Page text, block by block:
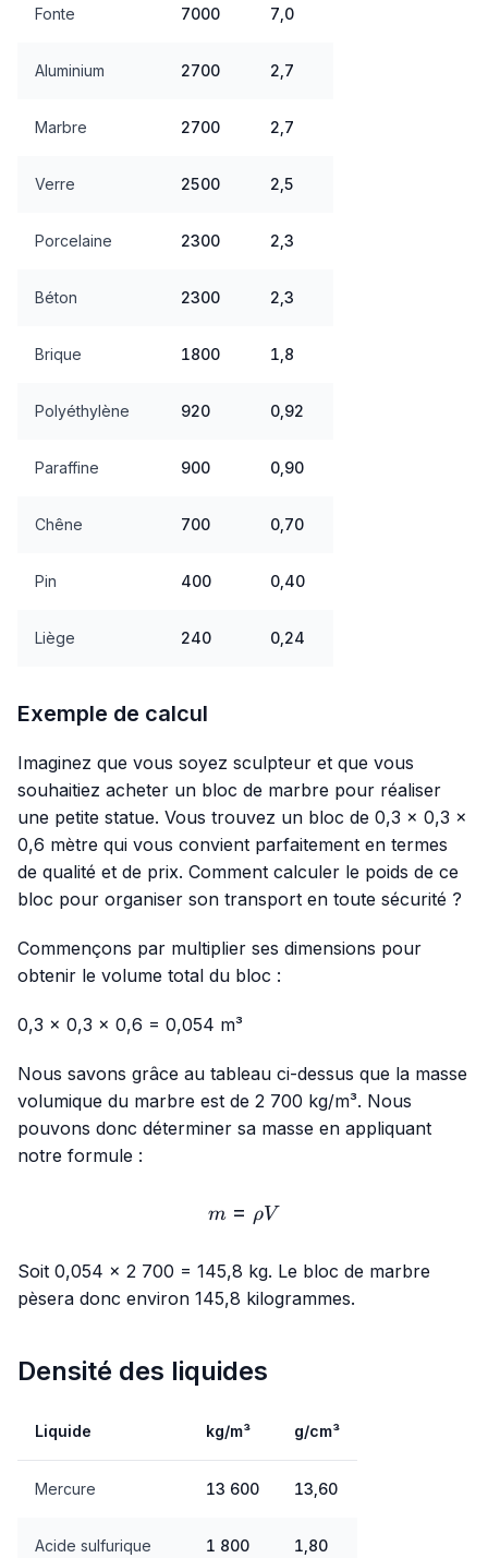
Fonte 7000 7,0
Aluminium 2700 2,7
Marbre 2700 2,7
Verre 2500 2,5
Porcelaine 2300 2,3
Béton 2300 2,3
Brique 1800 1,8
Polyéthylène 920 0,92
Paraffine 900 0,90
Chêne 700 0,70
Pin 400 0,40
Liège 240 0,24
Exemple de calcul
Imaginez que vous soyez sculpteur et que vous
souhaitiez acheter un bloc de marbre pour réaliser
une petite statue. Vous trouvez un bloc de 0,3 × 0,3 ×
0,6 mètre qui vous convient parfaitement en termes
de qualité et de prix. Comment calculer le poids de ce
bloc pour organiser son transport en toute sécurité ?
Commençons par multiplier ses dimensions pour
obtenir le volume total du bloc :
0,3 × 0,3 × 0,6 = 0,054 m³
Nous savons grâce au tableau ci-dessus que la masse
volumique du marbre est de 2 700 kg/m³. Nous
pouvons donc déterminer sa masse en appliquant
notre formule :
m=ρ V
m = ρV
Soit 0,054 × 2 700 = 145,8 kg. Le bloc de marbre
pèsera donc environ 145,8 kilogrammes.
Densité des liquides
Liquide kg/m³ g/cm³
Mercure 13 600 13,60
Acide sulfurique 1 800 1,80